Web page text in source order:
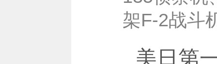
架F-2战斗
美日第